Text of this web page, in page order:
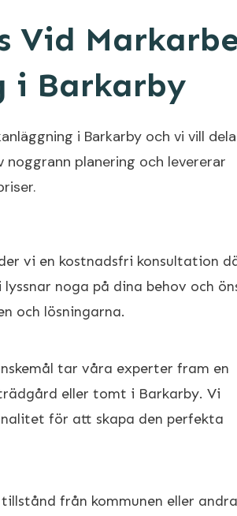
Vid
i Barkarby
i Barkarby och vi vill
planering och levererar
vi en kostnadsfri konsultation
noga på dina behov och
och lösningarna.
tar våra experter fram en
eller tomt i Barkarby. Vi
för att skapa den perfekta
från kommunen eller andra